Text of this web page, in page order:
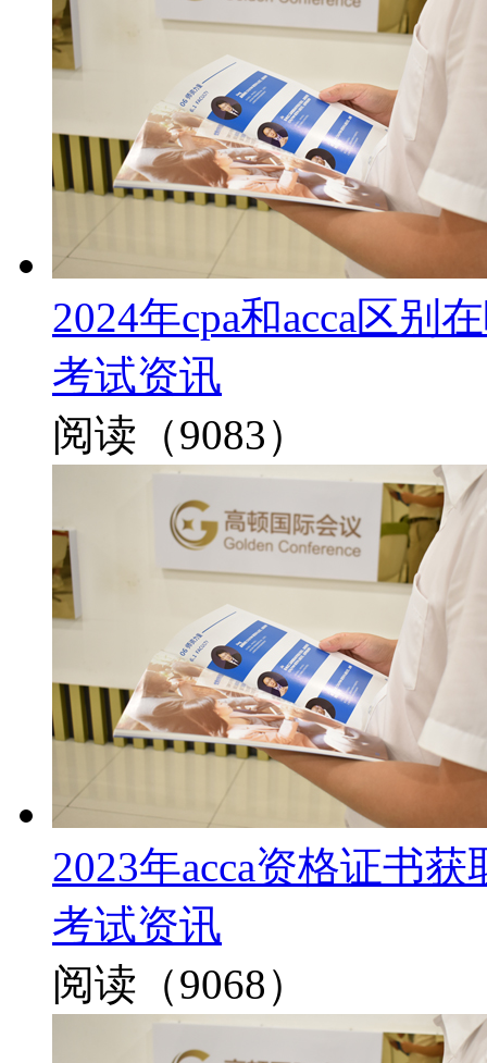
2024年cpa和acca区别
考试资讯
阅读（9083）
2023年acca资格证书
考试资讯
阅读（9068）